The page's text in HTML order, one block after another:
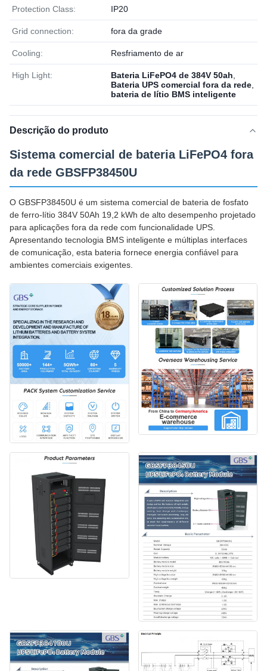
Protection Class: IP20
Grid connection: fora da grade
Cooling: Resfriamento de ar
High Light: Bateria LiFePO4 de 384V 50ah
Bateria UPS comercial fora da rede
bateria de lítio BMS inteligente
Descrição do produto
Sistema comercial de bateria LiFePO4 fora
da rede GBSFP38450U
O GBSFP38450U é um sistema comercial de bateria de fosfato
de ferro-lítio 384V 50Ah 19,2 kWh de alto desempenho projetado
para aplicações fora da rede com funcionalidade UPS.
Apresentando tecnologia BMS inteligente e múltiplas interfaces
de comunicação, esta bateria fornece energia confiável para
ambientes comerciais exigentes.